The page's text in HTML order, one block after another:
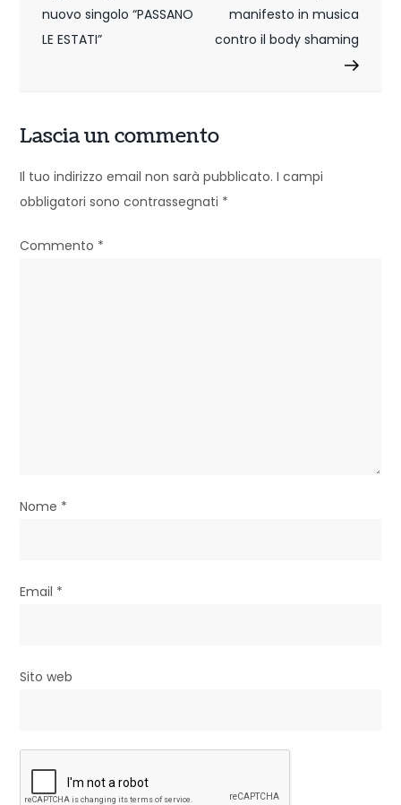
v
i
z
i
o
n
o
nuovo singolo “PASSANO
LE ESTATI”
manifesto in musica
contro il body shaming
Lascia un commento
Il tuo indirizzo email non sarà pubblicato. I campi
obbligatori sono contrassegnati *
Commento *
Nome *
Email *
Sito web